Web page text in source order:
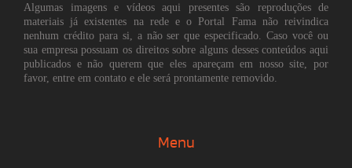
Algumas imagens e vídeos aqui presentes são reproduções de
materiais já existentes na rede e o Portal Fama não reivindica
nenhum crédito para si, a não ser que especificado. Caso você ou
sua empresa possuam os direitos sobre alguns desses conteúdos aqui
publicados e não querem que eles apareçam em nosso site, por
favor, entre em contato e ele será prontamente removido.
Menu